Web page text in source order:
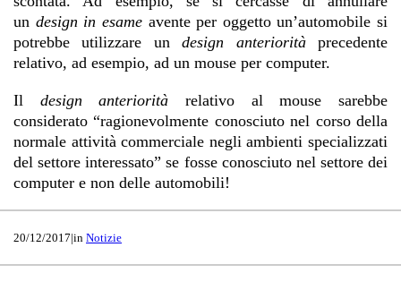
un design in esameavente per oggetto un’automobile si
potrebbe utilizzare undesign anterioritàprecedente
relativo, ad esempio, ad un mouse per computer.
Il design anteriorità relativo al mouse sarebbe
considerato “ragionevolmente conosciuto nel corso della
normale attività commerciale negli ambienti specializzati
del settore interessato” se fosse conosciuto nel settore dei
computer e non delle automobili!
20/12/2017|in Notizie